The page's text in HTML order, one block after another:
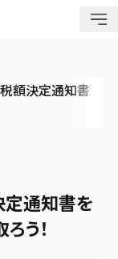
額決定通知書
定通知書を
う！